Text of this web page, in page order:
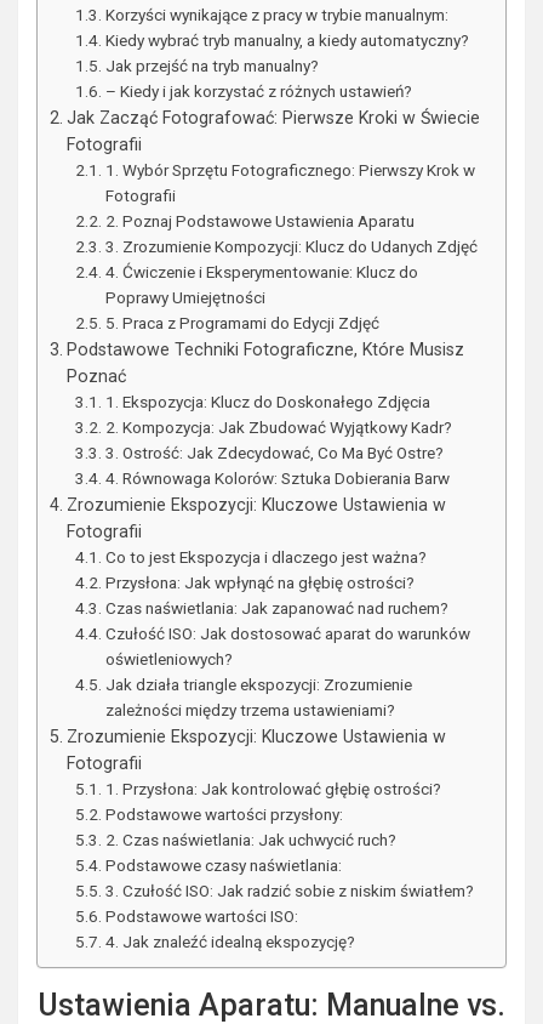
Korzyści wynikające z pracy w trybie manualnym:
Kiedy wybrać tryb manualny, a kiedy automatyczny?
Jak przejść na tryb manualny?
– Kiedy i jak korzystać z różnych ustawień?
Jak Zacząć Fotografować: Pierwsze Kroki w Świecie
Fotografii
1. Wybór Sprzętu Fotograficznego: Pierwszy Krok w
Fotografii
2. Poznaj Podstawowe Ustawienia Aparatu
3. Zrozumienie Kompozycji: Klucz do Udanych Zdjęć
4. Ćwiczenie i Eksperymentowanie: Klucz do
Poprawy Umiejętności
5. Praca z Programami do Edycji Zdjęć
Podstawowe Techniki Fotograficzne, Które Musisz
Poznać
1. Ekspozycja: Klucz do Doskonałego Zdjęcia
2. Kompozycja: Jak Zbudować Wyjątkowy Kadr?
3. Ostrość: Jak Zdecydować, Co Ma Być Ostre?
4. Równowaga Kolorów: Sztuka Dobierania Barw
Zrozumienie Ekspozycji: Kluczowe Ustawienia w
Fotografii
Co to jest Ekspozycja i dlaczego jest ważna?
Przysłona: Jak wpłynąć na głębię ostrości?
Czas naświetlania: Jak zapanować nad ruchem?
Czułość ISO: Jak dostosować aparat do warunków
oświetleniowych?
Jak działa triangle ekspozycji: Zrozumienie
zależności między trzema ustawieniami?
Zrozumienie Ekspozycji: Kluczowe Ustawienia w
Fotografii
1. Przysłona: Jak kontrolować głębię ostrości?
Podstawowe wartości przysłony:
2. Czas naświetlania: Jak uchwycić ruch?
Podstawowe czasy naświetlania:
3. Czułość ISO: Jak radzić sobie z niskim światłem?
Podstawowe wartości ISO:
4. Jak znaleźć idealną ekspozycję?
Ustawienia Aparatu: Manualne vs.